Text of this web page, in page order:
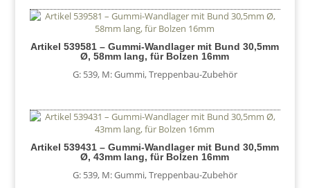
Artikel 539581 – Gummi-Wandlager mit Bund 30,5mm
Ø, 58mm lang, für Bolzen 16mm
G: 539, M: Gummi,Treppenbau-Zubehör
Artikel 539431 – Gummi-Wandlager mit Bund 30,5mm
Ø, 43mm lang, für Bolzen 16mm
G: 539, M: Gummi,Treppenbau-Zubehör